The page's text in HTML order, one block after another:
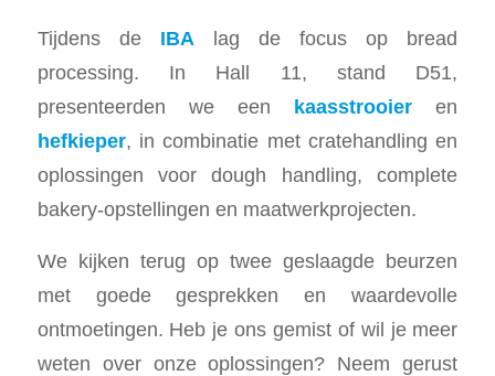
Tijdens de IBA lag de focus op bread
processing. In Hall 11, stand D51,
presenteerden we een kaasstrooier en
hefkieper, in combinatie met cratehandling en
oplossingen voor dough handling, complete
bakery-opstellingen en maatwerkprojecten.
We kijken terug op twee geslaagde beurzen
met goede gesprekken en waardevolle
ontmoetingen. Heb je ons gemist of wil je meer
weten over onze oplossingen? Neem gerust